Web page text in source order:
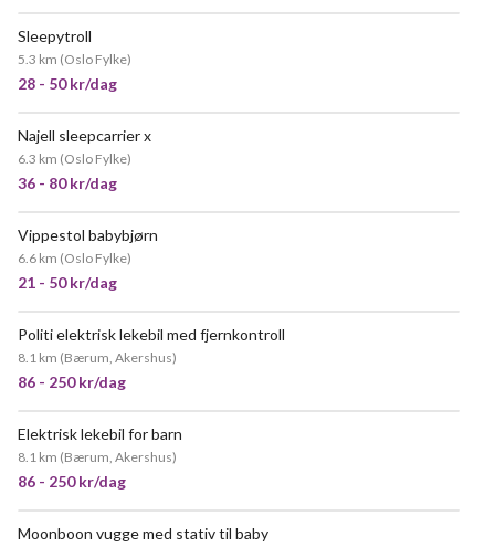
Sleepytroll
5.3 km (Oslo Fylke)
28 - 50 kr/dag
Najell sleepcarrier x
6.3 km (Oslo Fylke)
36 - 80 kr/dag
Vippestol babybjørn
6.6 km (Oslo Fylke)
21 - 50 kr/dag
Politi elektrisk lekebil med fjernkontroll
8.1 km (Bærum, Akershus)
86 - 250 kr/dag
Elektrisk lekebil for barn
8.1 km (Bærum, Akershus)
86 - 250 kr/dag
Moonboon vugge med stativ til baby